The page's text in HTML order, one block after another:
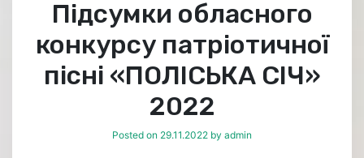
Підсумки обласного
конкурсу патріотичної
пісні «ПОЛІСЬКА СІЧ»
2022
Posted on 29.11.2022 by admin